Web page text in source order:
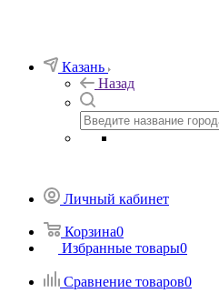
Казань
Назад
Личный кабинет
Корзина0
Избранные товары0
Сравнение товаров0